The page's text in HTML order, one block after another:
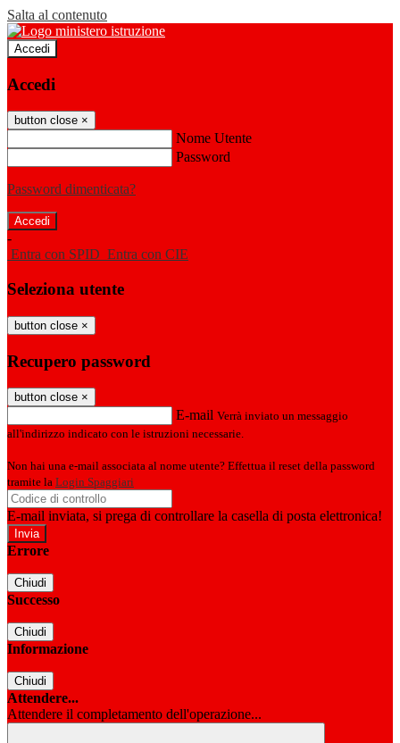
Salta al contenuto
Accedi
Accedi
button close ×
Nome Utente
Password
Password dimenticata?
-
Entra con SPID Entra con CIE
Seleziona utente
button close ×
Recupero password
button close ×
E-mail Verrà inviato un messaggio
all'indirizzo indicato con le istruzioni necessarie.
Non hai una e-mail associata al nome utente? Effettua il reset della password
tramite la Login Spaggiari
E-mail inviata, si prega di controllare la casella di posta elettronica!
Errore
Chiudi
Successo
Chiudi
Informazione
Chiudi
Attendere...
Attendere il completamento dell'operazione...